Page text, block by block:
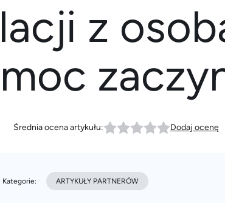
z
Średnia ocena artykułu: Dodaj ocenę
Kategorie: ARTYKUŁY PARTNERÓW